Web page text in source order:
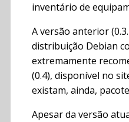
inventário de
A versão anterior
distribuição Debian
extremamente
(0.4), disponível no
existam, ainda,
Apesar da versão